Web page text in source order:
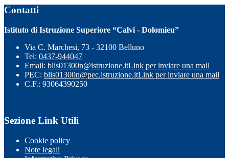
Contatti
Istituto di Istruzione Superiore “Calvi - Dolomieu”
Via C. Marchesi, 73 - 32100 Belluno
Tel: 0437-944047
Email: blis01300n@istruzione.itLink per inviare una mail
PEC: blis01300n@pec.istruzione.itLink per inviare una mail
C.F.: 93064390250
Sezione Link Utili
Cookie policy
Note legali